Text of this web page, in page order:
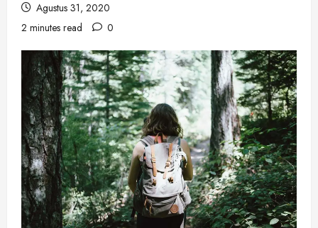
Agustus 31, 2020
2 minutes read
0